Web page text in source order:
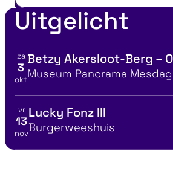
Uitgelicht
Bekijk details voor
za
3
okt
Betzy Akersloot-Berg –
Locatie
Museum Panorama Mesdag
Bekijk details voor
vr
13
nov
Lucky Fonz III
Locatie
Burgerweeshuis